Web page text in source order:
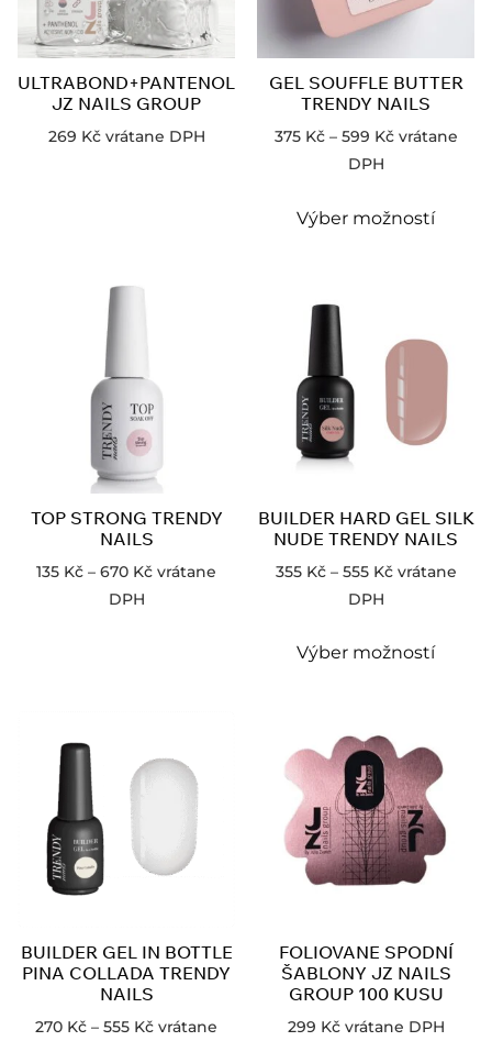
ULTRABOND+PANTENOL
JZ NAILS GROUP
269 Kč vrátane DPH
GEL SOUFFLE BUTTER
TRENDY NAILS
375 Kč – 599 Kč vrátane
DPH
Výber možností
TOP STRONG TRENDY
NAILS
135 Kč – 670 Kč vrátane
DPH
BUILDER HARD GEL SILK
NUDE TRENDY NAILS
355 Kč – 555 Kč vrátane
DPH
Výber možností
BUILDER GEL IN BOTTLE
PINA COLLADA TRENDY
NAILS
270 Kč – 555 Kč vrátane
FOLIOVANE SPODNÍ
ŠABLONY JZ NAILS
GROUP 100 KUSU
299 Kč vrátane DPH